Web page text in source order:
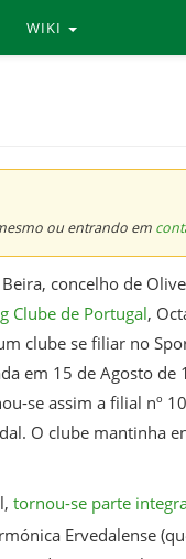
WIKI
ou entrando em
concelho de
Clube de Portugal,
clube se filiar no
em 15 de Agosto
se assim a filial nº
O clube mantinha
tornou-se parte
Ervedalense